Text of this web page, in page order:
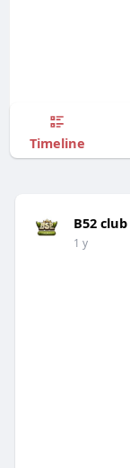
Timeline
B52 club
1 y